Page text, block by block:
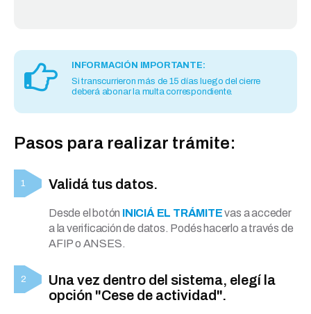
INFORMACIÓN IMPORTANTE:
Si transcurrieron más de 15 días luego del cierre
deberá abonar la multa correspondiente.
Pasos para realizar trámite:
Validá tus datos.
Desde el botón INICIÁ EL TRÁMITEvas a acceder
a la verificación de datos. Podés hacerlo a través de
AFIP o ANSES.
Una vez dentro del sistema, elegí la
opción "Cese de actividad".